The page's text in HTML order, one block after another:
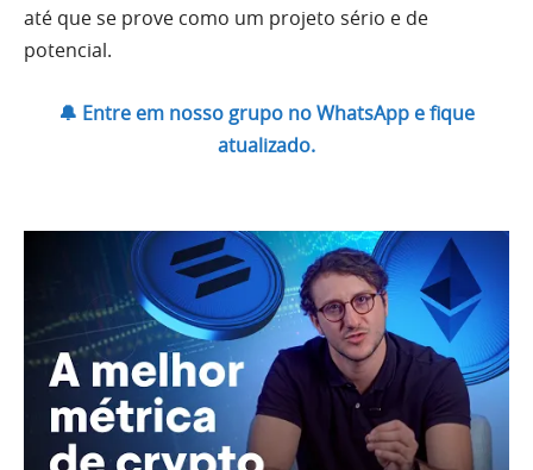
até que se prove como um projeto sério e de
potencial.
🔔 Entre em nosso grupo no WhatsApp e fique
atualizado.